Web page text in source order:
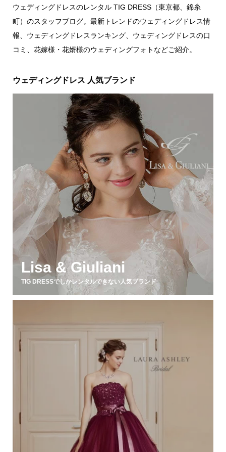
ウェディングドレスのレンタル TIG DRESS（東京都、錦糸
町）のスタッフブログ。最新トレンドのウェディングドレス情
報、ウェディングドレスランキング、ウェディングドレスの口
コミ、花嫁様・花婿様のウェディングフォトなどご紹介。
ウェディングドレス 人気ブランド
Lisa & Giuliani
TIG DRESSでしかレンタルできない人気ブランド